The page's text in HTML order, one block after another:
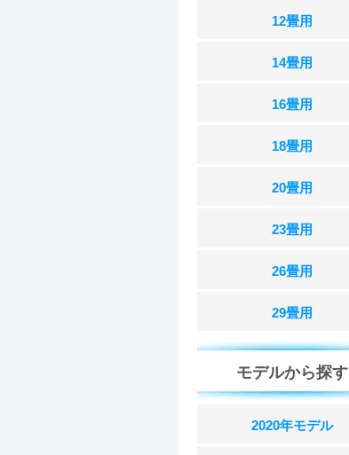
12畳用
14畳用
16畳用
18畳用
20畳用
23畳用
26畳用
29畳用
モデルから探す
2020年モデル